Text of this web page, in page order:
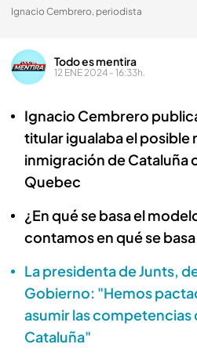
Ignacio Cembrero, periodista
Todo es mentira
12 ENE 2024 - 16:33h.
Ignacio Cembrero
titular igualaba el posible
inmigración de Cataluña
Quebec
¿En qué se basa el
contamos en qué se basa
La presidenta de Junts,
Gobierno: "Hemos
asumir las competencias
Cataluña"